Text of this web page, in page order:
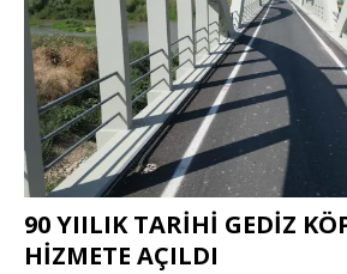
90 YIILIK TARİHİ GEDİZ
HİZMETE AÇILDI